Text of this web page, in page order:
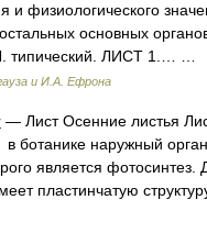
и физиологического
основных
типический. ЛИСТ 1.… …
и И.А. Ефрона
— Лист Осенние листья
ботанике наружный
является фотосинтез.
пластинчатую